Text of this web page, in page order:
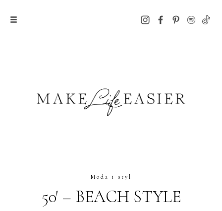
Moda i styl
50′ – BEACH STYLE